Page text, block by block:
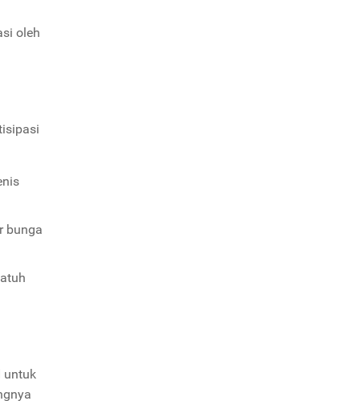
oleh
bunga
untuk